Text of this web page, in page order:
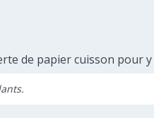
de papier cuisson pour